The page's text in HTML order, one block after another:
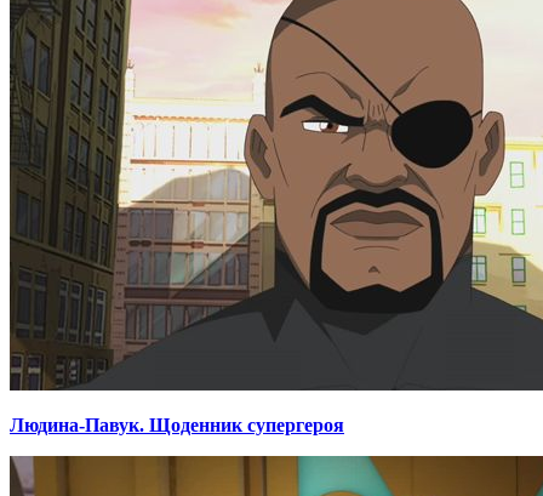
Людина-Павук. Щоденник супергероя